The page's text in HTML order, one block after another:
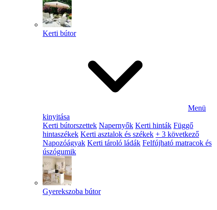
Kerti bútor
Menü
kinyitása
Kerti bútorszettek Napernyők Kerti hinták Függő
hintaszékek Kerti asztalok és székek + 3 következő
Napozóágyak Kerti tároló ládák Felfújható matracok és
úszógumik
Gyerekszoba bútor